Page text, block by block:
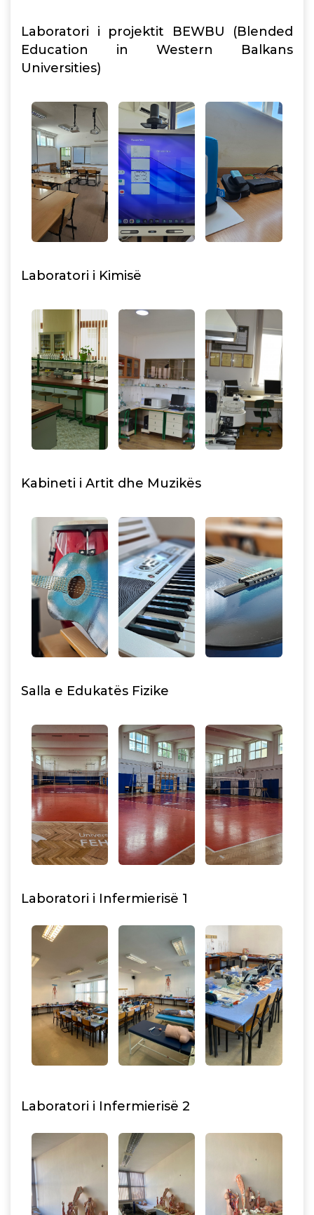
Laboratori i projektit BEWBU (Blended
Education in Western Balkans
Universities)
Laboratori i Kimisë
Kabineti i Artit dhe Muzikës
Salla e Edukatës Fizike
Laboratori i Infermierisë 1
Laboratori i Infermierisë 2